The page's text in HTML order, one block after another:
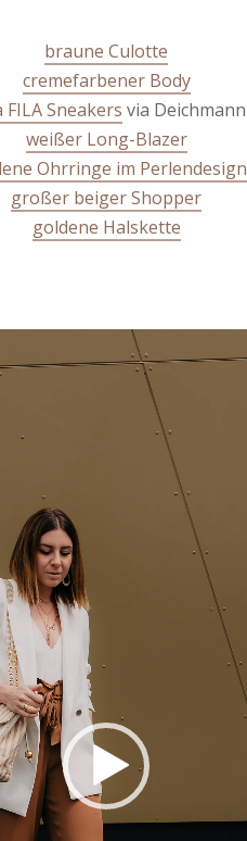
braune Culotte
cremefarbener Body
FILA Sneakers via Deichmann
weißer Long-Blazer
Ohrringe im Perlendesign
großer beiger Shopper
goldene Halskette